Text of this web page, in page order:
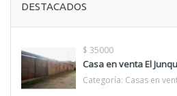
DESTACADOS
$ 35000
Casa en venta El
Categoría: Casas en